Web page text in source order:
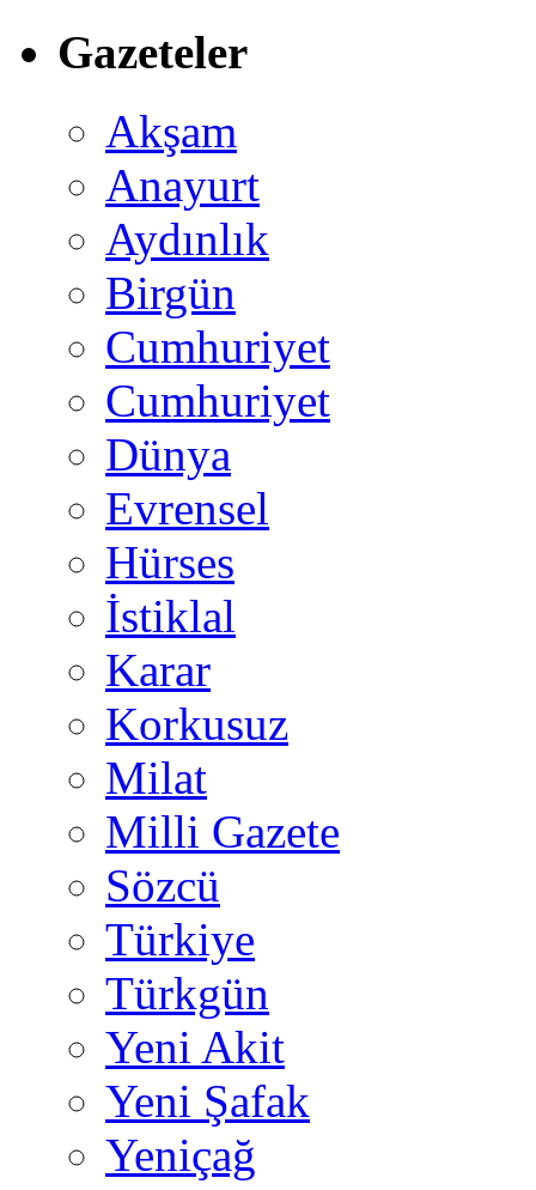
Gazeteler
Akşam
Anayurt
Aydınlık
Birgün
Cumhuriyet
Cumhuriyet
Dünya
Evrensel
Hürses
İstiklal
Karar
Korkusuz
Milat
Milli Gazete
Sözcü
Türkiye
Türkgün
Yeni Akit
Yeni Şafak
Yeniçağ